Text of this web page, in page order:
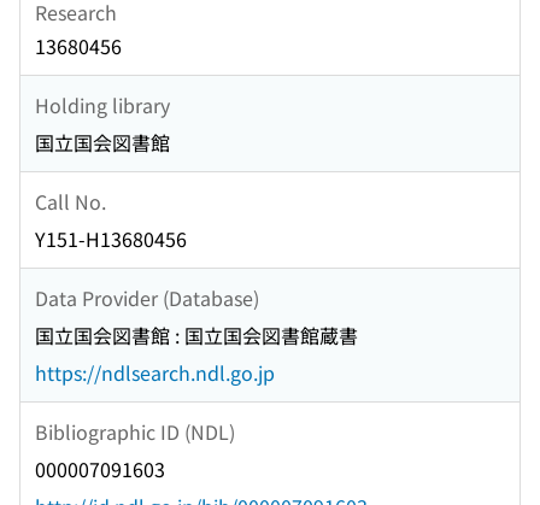
Research
13680456
Holding library
国立国会図書館
Call No.
Y151-H13680456
Data Provider (Database)
国立国会図書館 : 国立国会図書館蔵書
https://ndlsearch.ndl.go.jp
Bibliographic ID (NDL)
000007091603